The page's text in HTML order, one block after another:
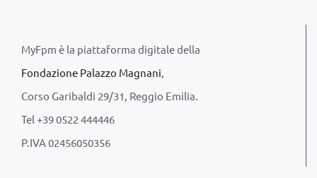
MyFpm è la piattaforma digitale della
Fondazione Palazzo Magnani
Corso Garibaldi 29/31, Reggio Emilia.
Tel +39 0522 444446
P.IVA 02456050356